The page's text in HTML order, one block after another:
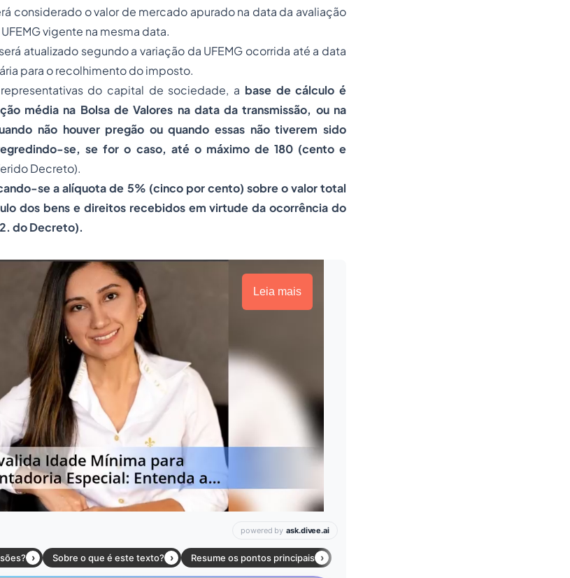
considerado o valor de mercado apurado na data da avaliação
vigente na mesma data.
atualizado segundo a variação da UFEMG ocorrida até a data
para o recolhimento do imposto.
do capital de sociedade, a base de cálculo é
média na Bolsa de Valores na data da transmissão, ou na
não houver pregão ou quando essas não tiverem sido
se, se for o caso, até o máximo de 180 (cento e
Decreto).
se a alíquota de 5% (cinco por cento) sobre o valor total
dos bens e direitos recebidos em virtude da ocorrência do
do Decreto).
Leia mais